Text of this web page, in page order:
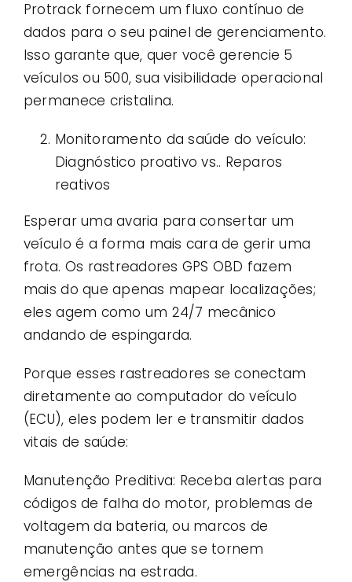
Protrack fornecem um fluxo contínuo de
dados para o seu painel de gerenciamento.
Isso garante que, quer você gerencie 5
veículos ou 500, sua visibilidade operacional
permanece cristalina.
Monitoramento da saúde do veículo:
Diagnóstico proativo vs.. Reparos
reativos
Esperar uma avaria para consertar um
veículo é a forma mais cara de gerir uma
frota. Os rastreadores GPS OBD fazem
mais do que apenas mapear localizações;
eles agem como um 24/7 mecânico
andando de espingarda.
Porque esses rastreadores se conectam
diretamente ao computador do veículo
(ECU), eles podem ler e transmitir dados
vitais de saúde:
Manutenção Preditiva: Receba alertas para
códigos de falha do motor, problemas de
voltagem da bateria, ou marcos de
manutenção antes que se tornem
emergências na estrada.